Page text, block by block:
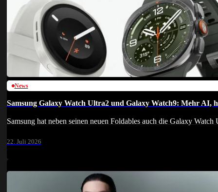
News
Samsung Galaxy Watch Ultra2 und Galaxy Watch9: Mehr AI,
Samsung hat neben seinen neuen Foldables auch die Galaxy
22. Juli 2026